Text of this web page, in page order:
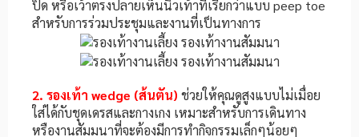
ปิด หรือเว้าตรงปลายเห็นนิ้วเท้าที่เรียกว่าแบบ peep toe
สำหรับการร่วมประชุมและงานที่เป็นทางการ
2. รองเท้า wedge (ส้นตัน) ช่วยให้คุณดูสูงแบบไม่เมื่อย
ใส่ได้กับชุดเดรสและกางเกง เหมาะสำหรับการเดินทาง
หรืองานสัมมนาที่จะต้องมีการทำกิจกรรมเล็กๆน้อยๆ